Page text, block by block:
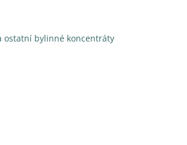
ostatní bylinné koncentráty